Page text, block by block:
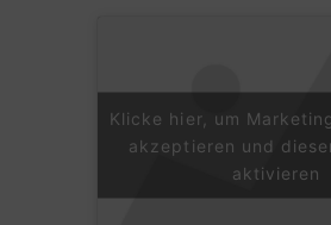
Klicke hier, um
akzeptieren und
aktivieren